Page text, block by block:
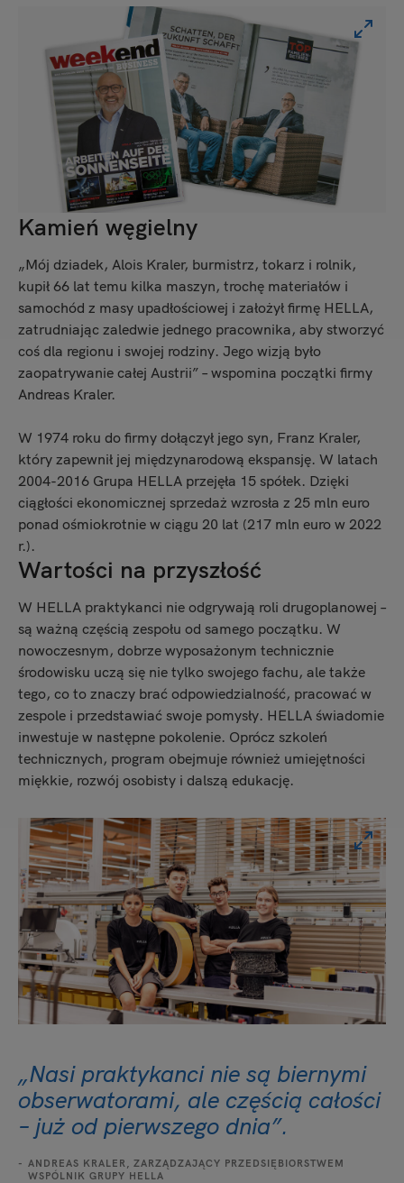
Kamień węgielny
„Mój dziadek, Alois Kraler, burmistrz, tokarz i rolnik,
kupił 66 lat temu kilka maszyn, trochę materiałów i
samochód z masy upadłościowej i założył firmę HELLA,
zatrudniając zaledwie jednego pracownika, aby stworzyć
coś dla regionu i swojej rodziny. Jego wizją było
zaopatrywanie całej Austrii” – wspomina początki firmy
Andreas Kraler.
W 1974 roku do firmy dołączył jego syn, Franz Kraler,
który zapewnił jej międzynarodową ekspansję. W latach
2004-2016 Grupa HELLA przejęła 15 spółek. Dzięki
ciągłości ekonomicznej sprzedaż wzrosła z 25 mln euro
ponad ośmiokrotnie w ciągu 20 lat (217 mln euro w 2022
r.).
Wartości na przyszłość
W HELLA praktykanci nie odgrywają roli drugoplanowej –
są ważną częścią zespołu od samego początku. W
nowoczesnym, dobrze wyposażonym technicznie
środowisku uczą się nie tylko swojego fachu, ale także
tego, co to znaczy brać odpowiedzialność, pracować w
zespole i przedstawiać swoje pomysły. HELLA świadomie
inwestuje w następne pokolenie. Oprócz szkoleń
technicznych, program obejmuje również umiejętności
miękkie, rozwój osobisty i dalszą edukację.
„Nasi praktykanci nie są biernymi
obserwatorami, ale częścią całości
– już od pierwszego dnia”.
ANDREAS KRALER, ZARZĄDZAJĄCY PRZEDSIĘBIORSTWEM
WSPÓLNIK GRUPY HELLA